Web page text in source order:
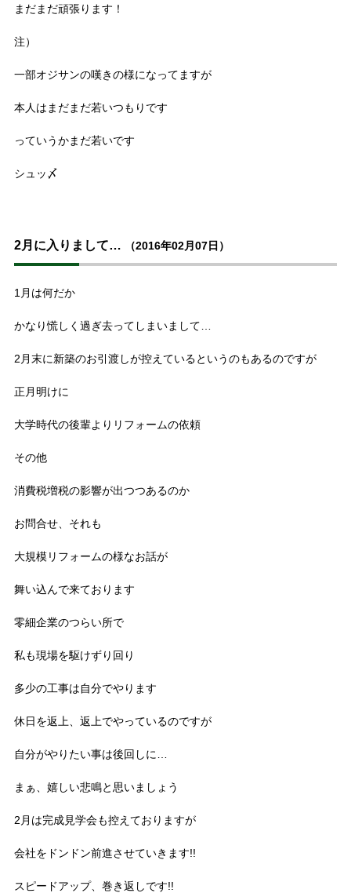
まだまだ頑張ります！
注）
一部オジサンの嘆きの様になってますが
本人はまだまだ若いつもりです
っていうかまだ若いです
シュッ〆
2月に入りまして… （2016年02月07日）
1月は何だか
かなり慌しく過ぎ去ってしまいまして…
2月末に新築のお引渡しが控えているというのもあるのですが
正月明けに
大学時代の後輩よりリフォームの依頼
その他
消費税増税の影響が出つつあるのか
お問合せ、それも
大規模リフォームの様なお話が
舞い込んで来ております
零細企業のつらい所で
私も現場を駆けずり回り
多少の工事は自分でやります
休日を返上、返上でやっているのですが
自分がやりたい事は後回しに…
まぁ、嬉しい悲鳴と思いましょう
2月は完成見学会も控えておりますが
会社をドンドン前進させていきます!!
スピードアップ、巻き返しです!!